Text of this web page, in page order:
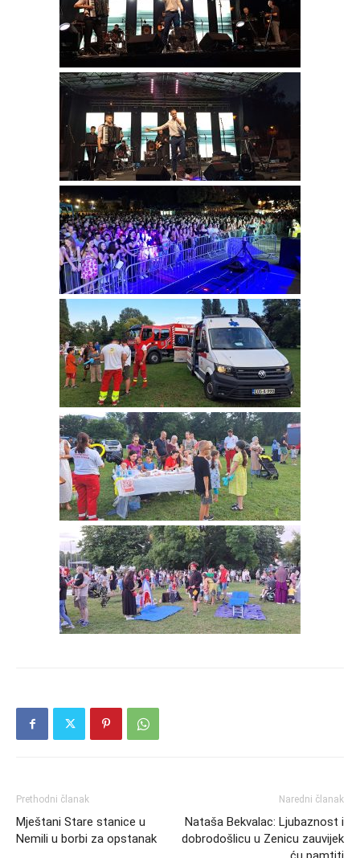
Prethodni članak
Mještani Stare stanice u
Nemili u borbi za opstanak
Naredni članak
Nataša Bekvalac: Ljubaznost i
dobrodošlicu u Zenicu zauvijek